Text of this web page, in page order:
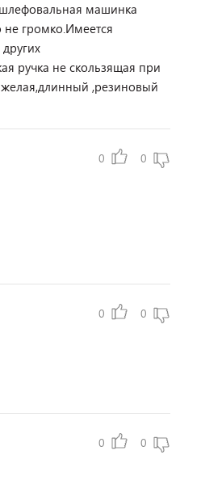
машинка
громко.Имеется
ручка не скользящая при
,резиновый
0 0
0 0
0 0